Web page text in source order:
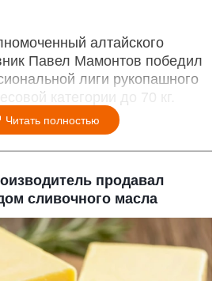
алтайского
Павел Мамонтов победил
лиги рукопашного
категории до 70 кг.
Читать полностью
продавал
сливочного масла